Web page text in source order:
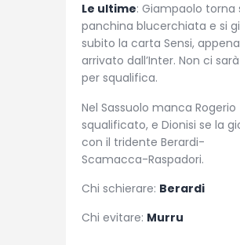
Le ultime: Giampaolo torna
panchina blucerchiata e si
subito la carta Sensi, appena
arrivato dall’Inter. Non ci sarà
per squalifica.
Nel Sassuolo manca Rogerio
squalificato, e Dionisi se la
con il tridente Berardi-
Scamacca-Raspadori.
Chi schierare: Berardi
Chi evitare: Murru